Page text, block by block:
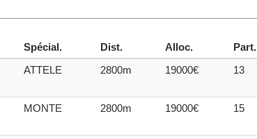
Spécial. Dist. Alloc. Part.
ATTELE 2800m 19000€ 13
MONTE 2800m 19000€ 15